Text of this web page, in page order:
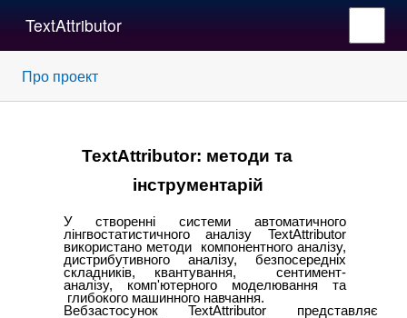
TextAttributor
Про проект